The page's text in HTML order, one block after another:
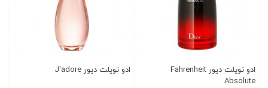
ادو تویلت دیور Fahrenheit
Absolute
ادو تویلت دیور J'adore